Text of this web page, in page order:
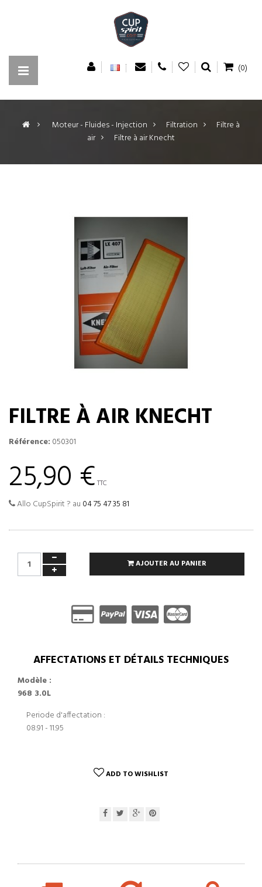
(0)
> Moteur - Fluides - Injection > Filtration >
Filtre à
air > Filtre à air Knecht
FILTRE À AIR KNECHT
Référence: 050301
25,90 € TTC
Allo CupSpirit ? au 04 75 47 35 81
AJOUTER AU PANIER
AFFECTATIONS ET DÉTAILS TECHNIQUES
Modèle :
968 3.0L
Periode d'affectation :
08.91 - 11.95
ADD TO WISHLIST